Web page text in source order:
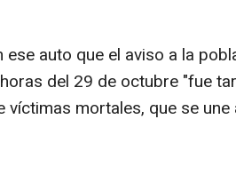
ese auto que el aviso a la
del 29 de octubre "fue
víctimas mortales, que se